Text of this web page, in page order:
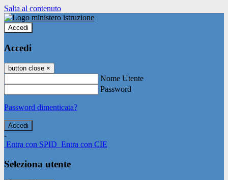
Salta al contenuto
Accedi
Accedi
button close ×
Nome Utente
Password
Password dimenticata?
-
Entra con SPID Entra con CIE
Seleziona utente